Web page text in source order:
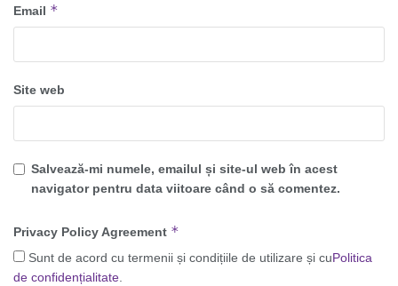
Email *
Site web
Salvează-mi numele, emailul și site-ul web în acest
navigator pentru data viitoare când o să comentez.
Privacy Policy Agreement *
Sunt de acord cu termenii și condițiile de utilizare și cuPolitica
de confidențialitate.